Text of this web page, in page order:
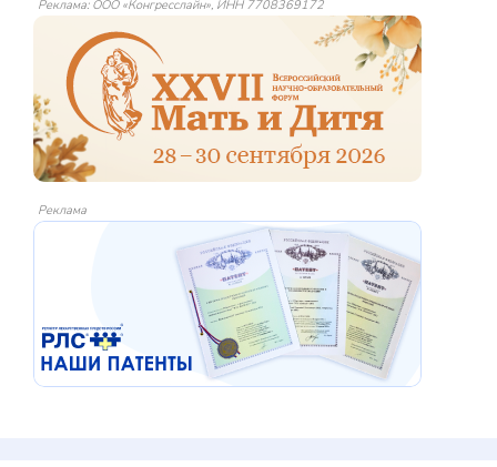
Реклама: ООО «Конгресслайн», ИНН 7708369172
Реклама